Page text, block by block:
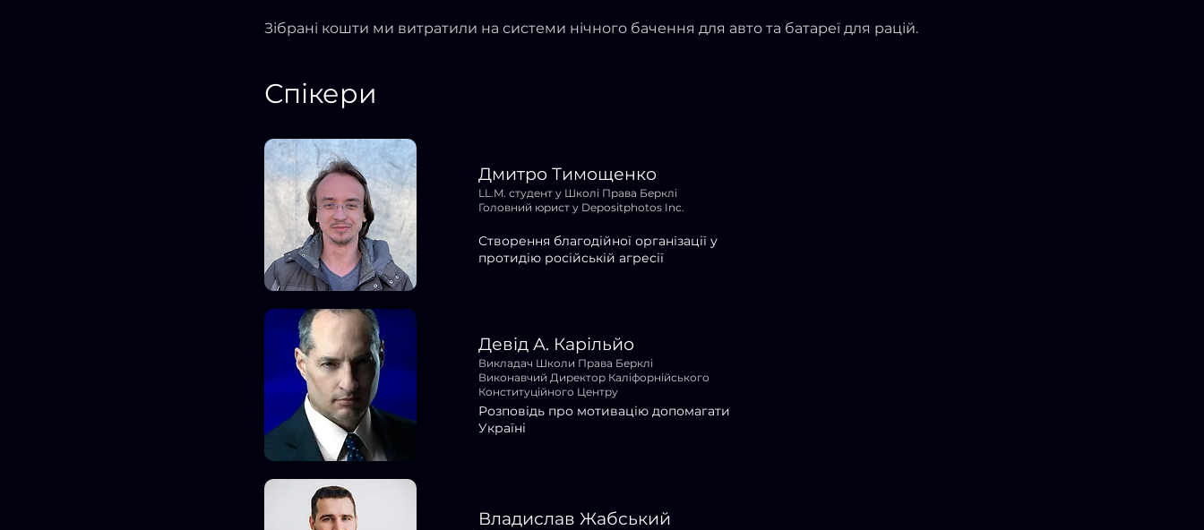
Зібрані кошти ми витратили на системи нічного бачення для авто та батареї для рацій.
Спікери
Дмитро Тимощенко
LL.M. студент у Школі Права Берклі
Головний юрист у Depositphotos Inc.
Створення благодійної організації у
протидію російській агресії
Девід А. Карільйо
Викладач Школи Права Берклі
Виконавчий Директор Каліфорнійського
Конституційного Центру
Розповідь про мотивацію допомагати
Україні
Владислав Жабський